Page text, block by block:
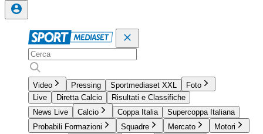
Video Pressing Sportmediaset XXL
Foto
Live
Diretta Calcio
Risultati e Classifiche
News Live
Calcio Coppa Italia
Supercoppa Italiana
Probabili Formazioni
Squadre Mercato
Motori